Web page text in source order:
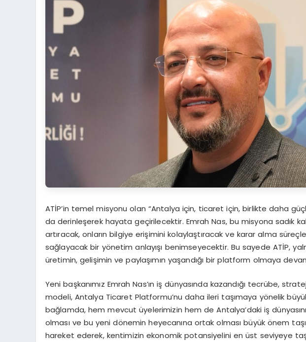
ATİP’in temel misyonu olan “Antalya için, ticaret için, birlikte daha
da derinleşerek hayata geçirilecektir. Emrah Nas, bu misyona sadık
artıracak, onların bilgiye erişimini kolaylaştıracak ve karar alma
sağlayacak bir yönetim anlayışı benimseyecektir. Bu sayede ATİP,
üretimin, gelişimin ve paylaşımın yaşandığı bir platform olmaya
Yeni başkanımız Emrah Nas’ın iş dünyasında kazandığı tecrübe,
modeli, Antalya Ticaret Platformu’nu daha ileri taşımaya yönelik
bağlamda, hem mevcut üyelerimizin hem de Antalya’daki iş
olması ve bu yeni dönemin heyecanına ortak olması büyük önem
hareket ederek, kentimizin ekonomik potansiyelini en üst seviyeye